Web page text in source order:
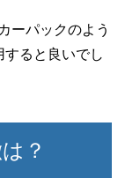
ーパックのよう
ると良いでし
？